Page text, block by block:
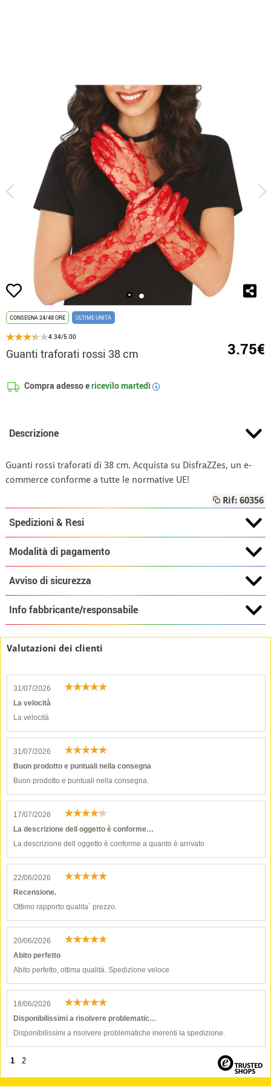
CONSEGNA 24/48 ORE ULTIME UNITÀ
4.34/5.00
Guanti traforati rossi 38 cm 3.75€
Compra adesso ericevilomartedì i
Descrizione
Guanti rossi traforati di 38 cm. Acquista su DisfraZZes, un e-
commerce conforme a tutte le normative UE!
Rif: 60356
Spedizioni & Resi
Modalità di pagamento
Avviso di sicurezza
Info fabbricante/responsabile
Valutazioni dei clienti
31/07/2026
La velocità
La velocità
31/07/2026
Buon prodotto e puntuali nella consegna
Buon prodotto e puntuali nella consegna.
17/07/2026
La descrizione dell oggetto è conforme…
La descrizione dell oggetto è conforme a quanto è arrivato
22/06/2026
Recensione.
Ottimo rapporto qualita` prezzo.
20/06/2026
Abito perfetto
Abito perfetto, ottima qualità. Spedizione veloce
18/06/2026
Disponibilissimi a risolvere problematic…
Disponibilissimi a risolvere problematiche inerenti la spedizione.
1 2